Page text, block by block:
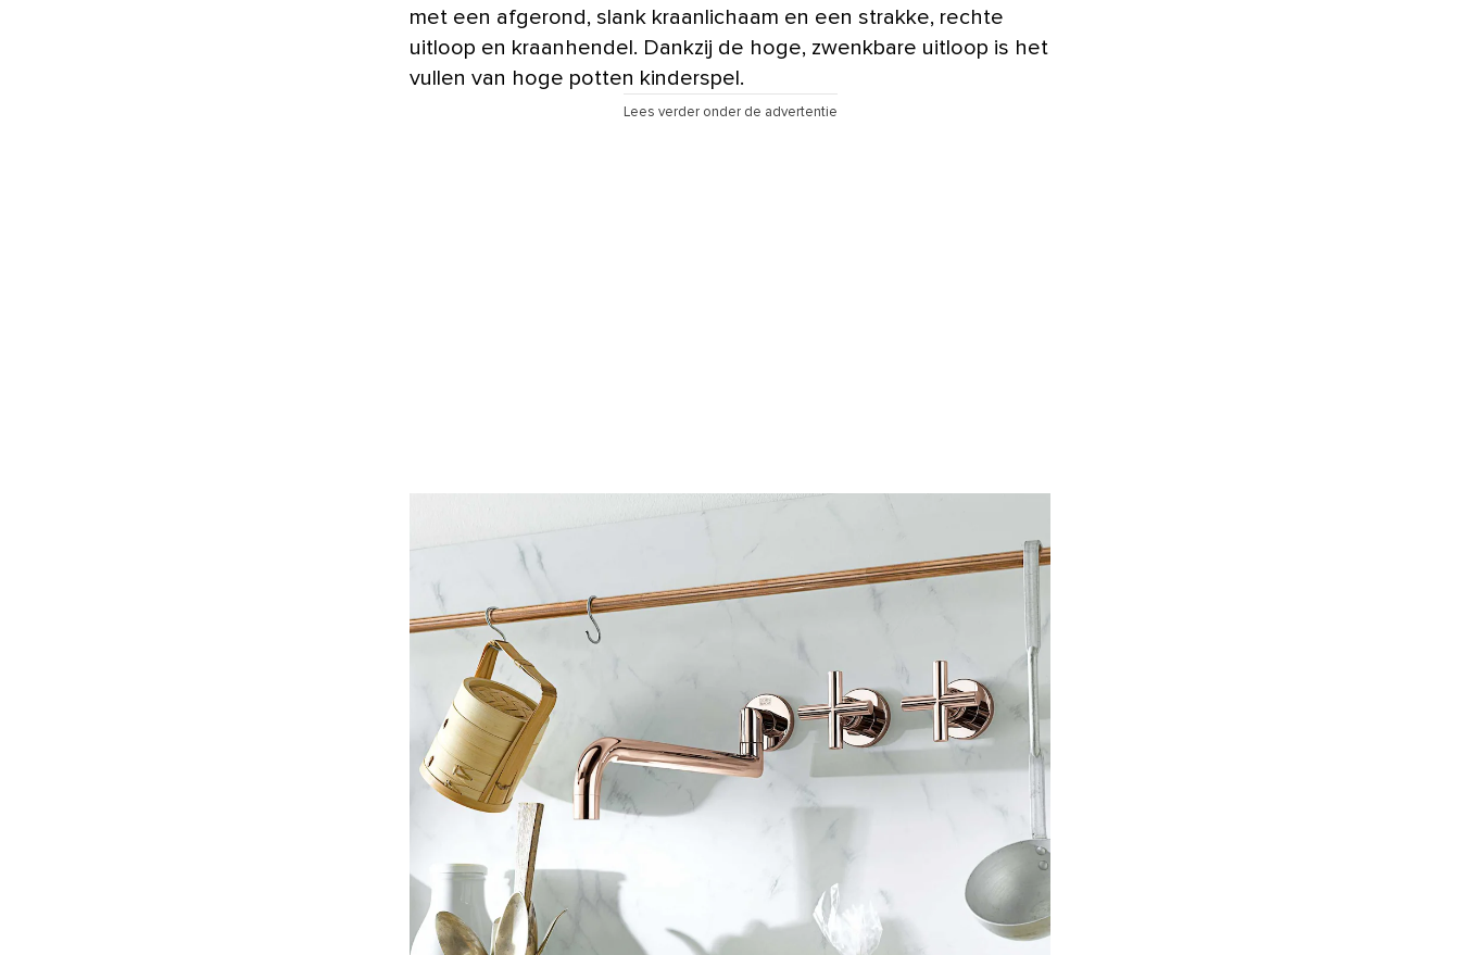
met een afgerond, slank kraanlichaam en een strakke, rechte
uitloop en kraanhendel. Dankzij de hoge, zwenkbare uitloop is het
vullen van hoge potten kinderspel.
Lees verder onder de advertentie